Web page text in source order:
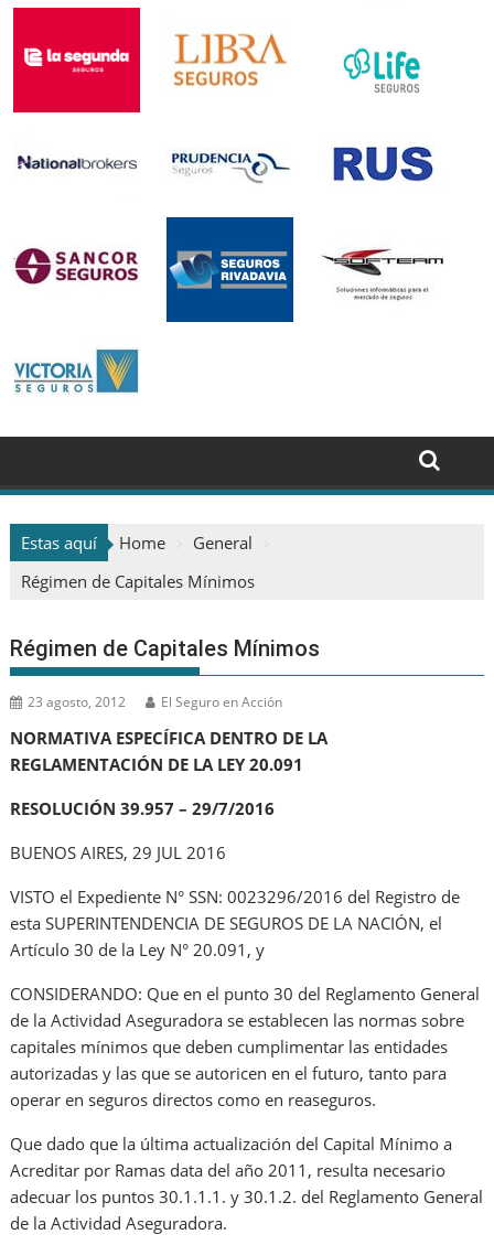
Estas aquí Home
General
Régimen de Capitales Mínimos
Régimen de Capitales Mínimos
23 agosto, 2012 El Seguro en Acción
NORMATIVA ESPECÍFICA DENTRO DE LA
REGLAMENTACIÓN DE LA LEY 20.091
RESOLUCIÓN 39.957 – 29/7/2016
BUENOS AIRES, 29 JUL 2016
VISTO el Expediente N° SSN: 0023296/2016 del Registro de
esta SUPERINTENDENCIA DE SEGUROS DE LA NACIÓN, el
Artículo 30 de la Ley N° 20.091, y
CONSIDERANDO: Que en el punto 30 del Reglamento General
de la Actividad Aseguradora se establecen las normas sobre
capitales mínimos que deben cumplimentar las entidades
autorizadas y las que se autoricen en el futuro, tanto para
operar en seguros directos como en reaseguros.
Que dado que la última actualización del Capital Mínimo a
Acreditar por Ramas data del año 2011, resulta necesario
adecuar los puntos 30.1.1.1. y 30.1.2. del Reglamento General
de la Actividad Aseguradora.